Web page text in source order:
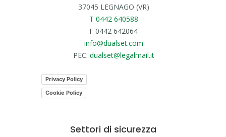
37045 LEGNAGO (VR)
T 0442 640588
F 0442 642064
info@dualset.com
PEC: dualset@legalmail.it
Privacy Policy
Cookie Policy
Settori di sicurezza